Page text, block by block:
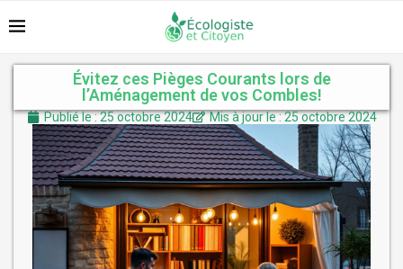
Évitez ces Pièges Courants lors de
l’Aménagement de vos Combles!
Publié le : 25 octobre 2024 Mis à jour le : 25 octobre 2024